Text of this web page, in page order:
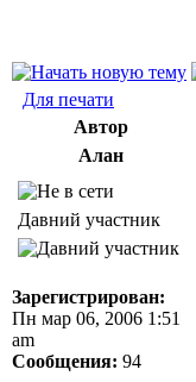
Для печати
Автор
Алан
Давний участник
Зарегистрирован:
Пн мар 06, 2006 1:51
am
Сообщения: 94